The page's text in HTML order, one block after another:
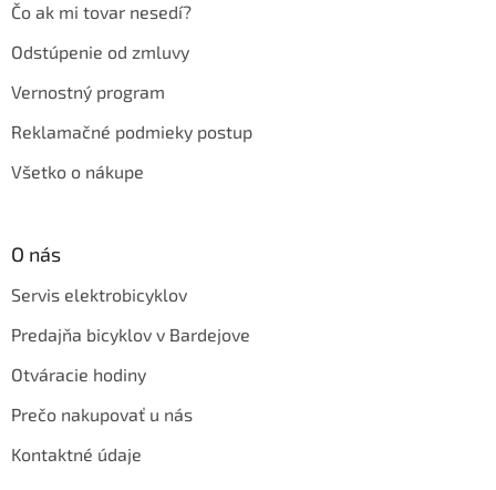
Čo ak mi tovar nesedí?
Odstúpenie od zmluvy
Vernostný program
Reklamačné podmieky postup
Všetko o nákupe
O nás
Servis elektrobicyklov
Predajňa bicyklov v Bardejove
Otváracie hodiny
Prečo nakupovať u nás
Kontaktné údaje